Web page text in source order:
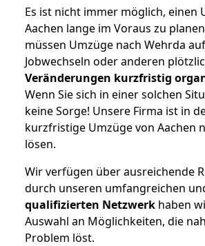
Es ist nicht immer möglich, einen
Aachen lange im Voraus zu
müssen Umzüge nach Wehrda
Jobwechseln oder anderen
Veränderungen kurzfristig
Wenn Sie sich in einer solchen
keine Sorge! Unsere Firma ist in
kurzfristige Umzüge von Aachen
lösen.
Wir verfügen über ausreichende
durch unseren umfangreichen
qualifizierten Netzwerk haben
Auswahl an Möglichkeiten, die
Problem löst.